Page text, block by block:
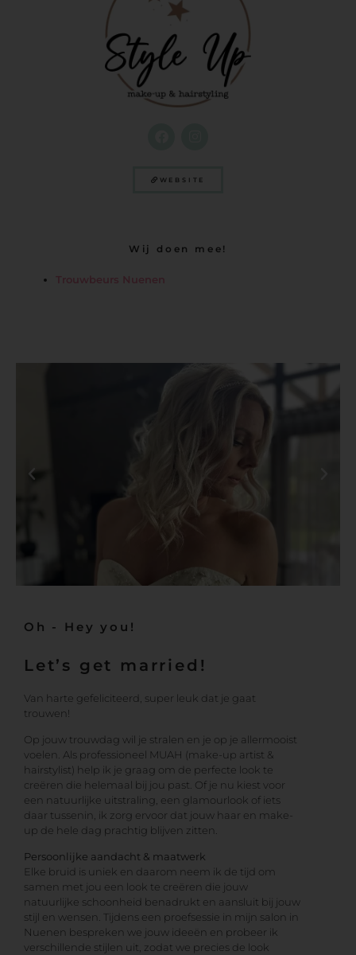
WEBSITE
Wij doen mee!
Trouwbeurs Nuenen
Oh - Hey you!
Let’s get married!
Van harte gefeliciteerd, super leuk dat je gaat
trouwen!
Op jouw trouwdag wil je stralen en je op je allermooist
voelen. Als professioneel MUAH (make-up artist &
hairstylist) help ik je graag om de perfecte look te
creëren die helemaal bij jou past. Of je nu kiest voor
een natuurlijke uitstraling, een glamourlook of iets
daar tussenin, ik zorg ervoor dat jouw haar en make-
up de hele dag prachtig blijven zitten.
Persoonlijke aandacht & maatwerk
Elke bruid is uniek en daarom neem ik de tijd om
samen met jou een look te creëren die jouw
natuurlijke schoonheid benadrukt en aansluit bij jouw
stijl en wensen. Tijdens een proefsessie in mijn salon in
Nuenen bespreken we jouw ideeën en probeer ik
verschillende stijlen uit, zodat we precies de look